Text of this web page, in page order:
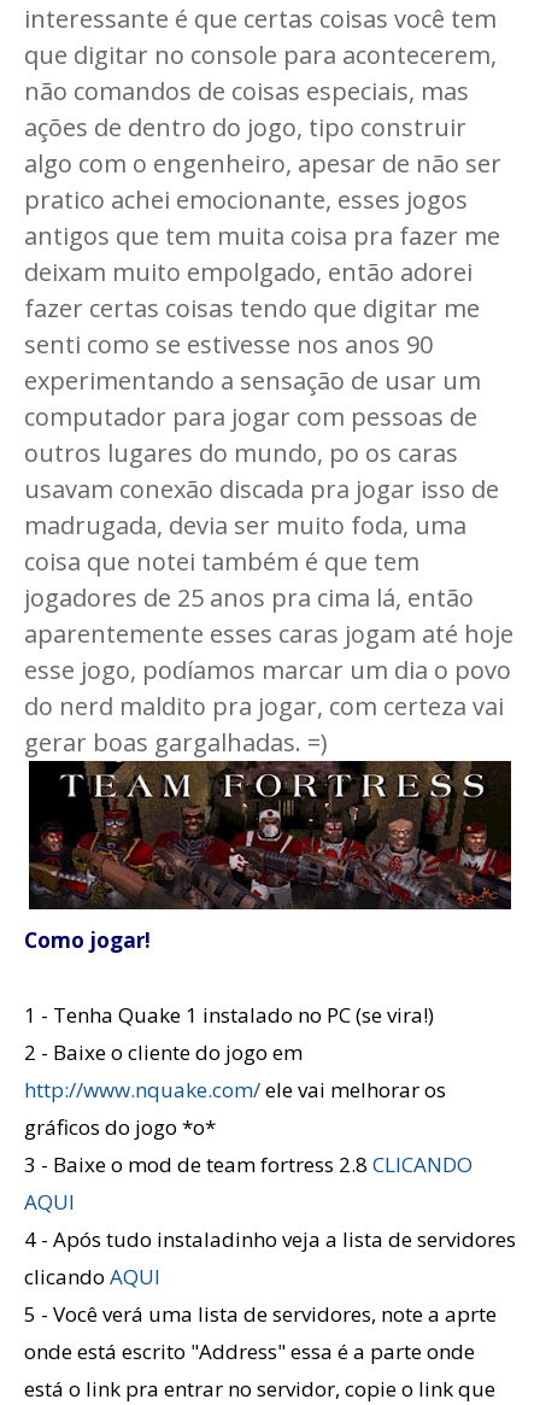
interessante é que certas coisas você tem
que digitar no console para acontecerem,
não comandos de coisas especiais, mas
ações de dentro do jogo, tipo construir
algo com o engenheiro, apesar de não ser
pratico achei emocionante, esses jogos
antigos que tem muita coisa pra fazer me
deixam muito empolgado, então adorei
fazer certas coisas tendo que digitar me
senti como se estivesse nos anos 90
experimentando a sensação de usar um
computador para jogar com pessoas de
outros lugares do mundo, po os caras
usavam conexão discada pra jogar isso de
madrugada, devia ser muito foda, uma
coisa que notei também é que tem
jogadores de 25 anos pra cima lá, então
aparentemente esses caras jogam até hoje
esse jogo, podíamos marcar um dia o povo
do nerd maldito pra jogar, com certeza vai
gerar boas gargalhadas. =)
Como jogar!
1 - Tenha Quake 1 instalado no PC (se vira!)
2 - Baixe o cliente do jogo em
http://www.nquake.com/ele vai melhorar os
gráficos do jogo *o*
3 - Baixe o mod de team fortress 2.8 CLICANDO
AQUI
4 - Após tudo instaladinho veja a lista de servidores
clicando AQUI
5 - Você verá uma lista de servidores, note a aprte
onde está escrito "Address" essa é a parte onde
está o link pra entrar no servidor, copie o link que